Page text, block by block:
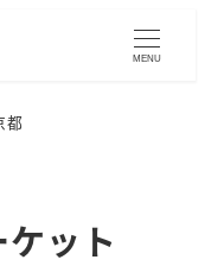
MENU
都
ット